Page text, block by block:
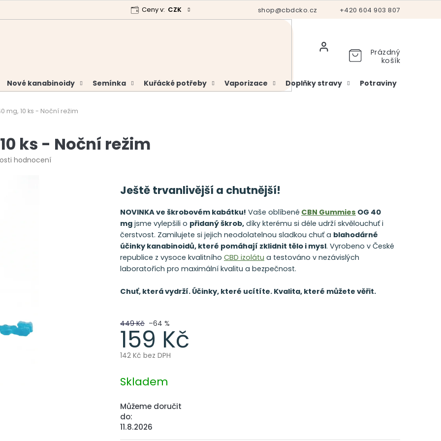
+420 604 903 807
shop@cbdcko.cz
Analýzy a certifikáty Hodnocení obchodu Vrácení a reklamace
Ceny v: CZK
Prázdný
košík
Nové kanabinoidy Semínka Kuřácké potřeby Vaporizace Doplňky stravy Potraviny
mg, 10 ks - Noční režim
ks - Noční režim
hodnocení
449 Kč –64 %
159 Kč
142 Kč bez DPH
cena:
Skladem
Můžeme doručit
do:
11.8.2026
Ještě trvanlivější a chutnější!
NOVINKA ve škrobovém kabátku! Vaše oblíbené CBN Gummies OG 40
mg jsme vylepšili o přidaný škrob, díky kterému si déle udrží skvělouchuť i
čerstvost. Zamilujete si jejich neodolatelnou sladkou chuť a blahodárné
účinky kanabinoidů, které pomáhají zklidnit tělo i mysl. Vyrobeno v České
republice z vysoce kvalitního CBD izolátu a testováno v nezávislých
laboratořích pro maximální kvalitu a bezpečnost.
Chuť, která vydrží. Účinky, které ucítíte. Kvalita, které můžete věřit.